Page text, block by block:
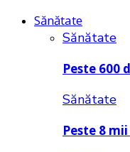
Sănătate
Sănătate
Peste 600
Sănătate
Peste 8